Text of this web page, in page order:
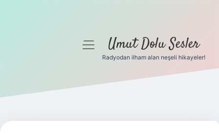
Gizlilik Politikası
Yasal Uyarı
menüyüUmut Dolu Sesler
Radyodan ilham alan neşeli hikayeler!